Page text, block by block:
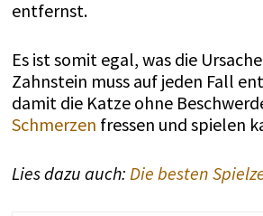
entfernst.
Es ist somit egal, was die
Zahnstein muss auf jeden Fall
damit die Katze ohne
Schmerzen fressen und spielen
Lies dazu auch: Die besten